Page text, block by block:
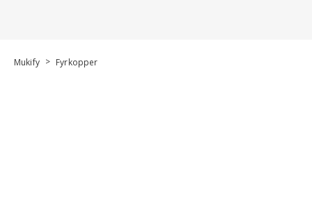
Mukify > Fyrkopper